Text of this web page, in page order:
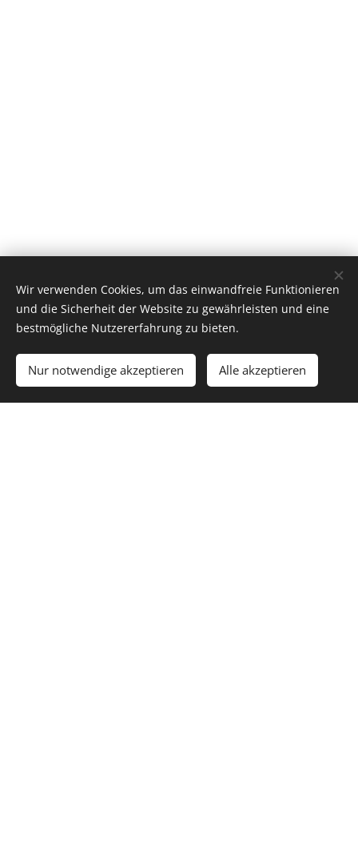
Wir verwenden Cookies, um das einwandfreie Funktionieren
und die Sicherheit der Website zu gewährleisten und eine
bestmögliche Nutzererfahrung zu bieten.
Nur notwendige akzeptieren Alle akzeptieren